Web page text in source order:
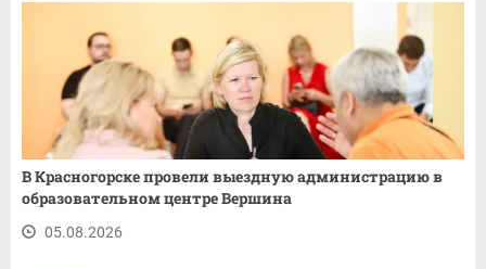
В Красногорске провели выездную администрацию в
образовательном центре Вершина
05.08.2026